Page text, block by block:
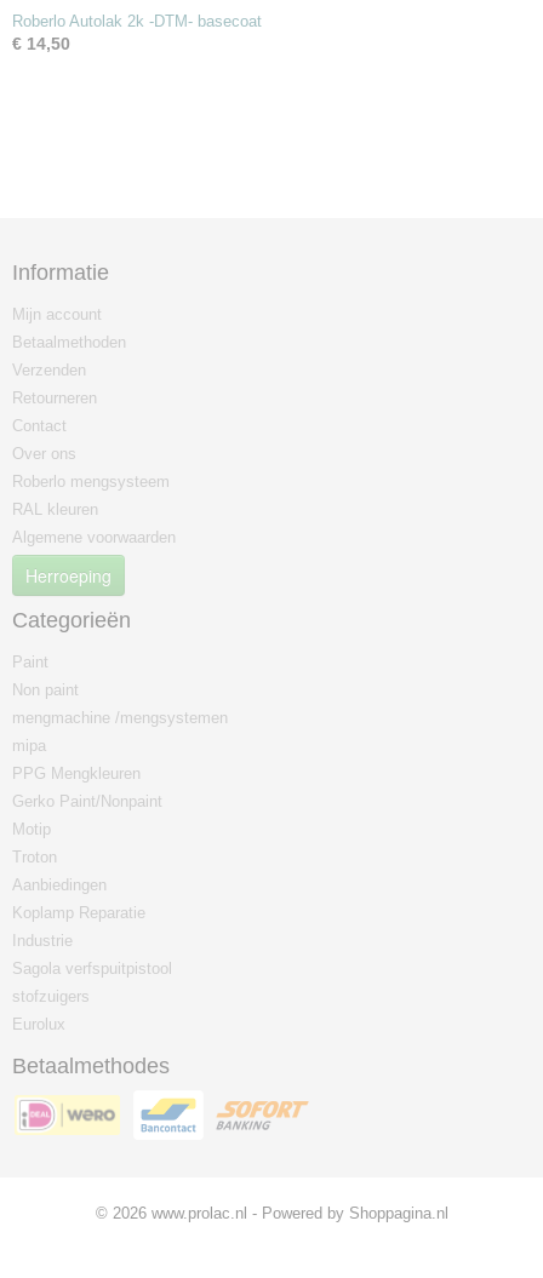
Roberlo Autolak 2k -DTM- basecoat
€ 14,50
Informatie
Mijn account
Betaalmethoden
Verzenden
Retourneren
Contact
Over ons
Roberlo mengsysteem
RAL kleuren
Algemene voorwaarden
Herroeping
Categorieën
Paint
Non paint
mengmachine /mengsystemen
mipa
PPG Mengkleuren
Gerko Paint/Nonpaint
Motip
Troton
Aanbiedingen
Koplamp Reparatie
Industrie
Sagola verfspuitpistool
stofzuigers
Eurolux
Betaalmethodes
© 2026 www.prolac.nl - Powered by Shoppagina.nl